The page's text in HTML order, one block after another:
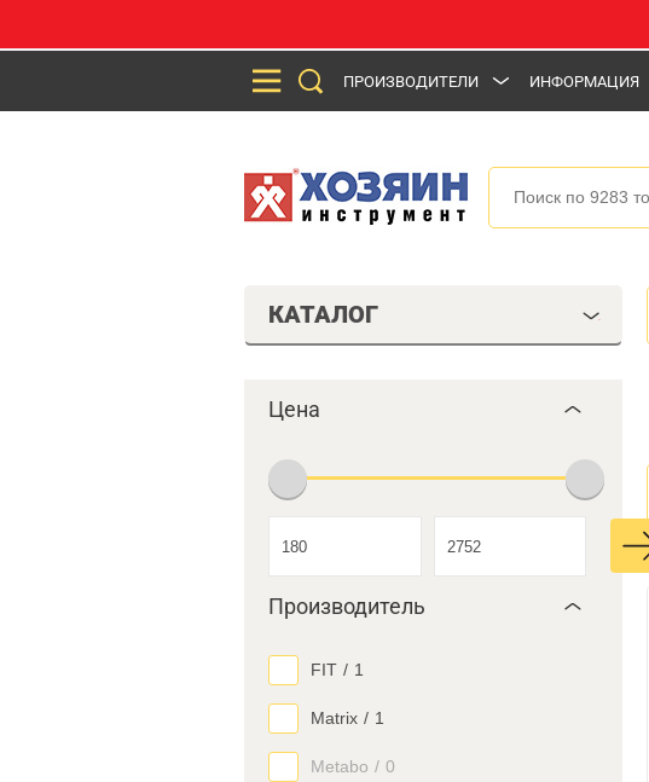
ПРОИЗВОДИТЕЛИ ИНФОРМАЦИЯ
КАТАЛОГ
Цена
Производитель
FIT / 1
Matrix / 1
Metabo / 0